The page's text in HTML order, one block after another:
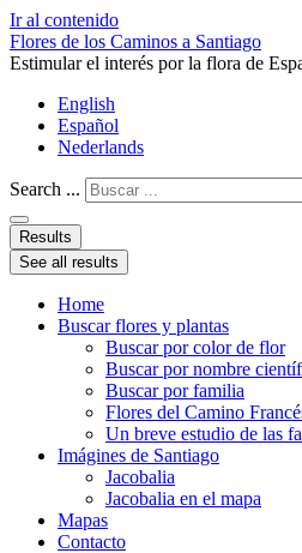
Ir al contenido
Flores de los Caminos a Santiago
Estimular el interés por la flora de
English
Español
Nederlands
Search ...
Results
See all results
Home
Buscar flores y plantas
Buscar por color de flor
Buscar por nombre
Buscar por familia
Flores del Camino
Un breve estudio de las
Imágines de Santiago
Jacobalia
Jacobalia en el mapa
Mapas
Contacto